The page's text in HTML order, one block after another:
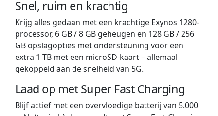
Snel, ruim en krachtig
Krijg alles gedaan met een krachtige Exynos 1280-
processor, 6 GB / 8 GB geheugen en 128 GB / 256
GB opslagopties met ondersteuning voor een
extra 1 TB met een microSD-kaart – allemaal
gekoppeld aan de snelheid van 5G.
Laad op met Super Fast Charging
Blijf actief met een overvloedige batterij van 5.000